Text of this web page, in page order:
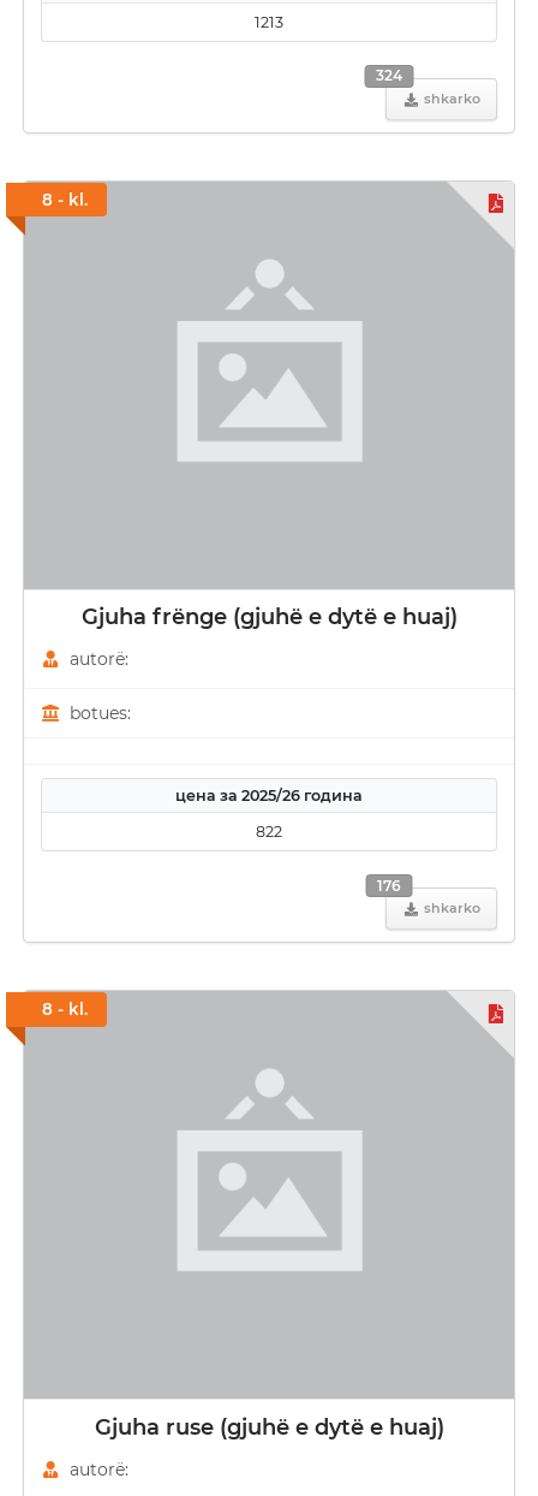
1213
shkarko
324
8 - kl.
Gjuha frënge (gjuhë e dytë e huaj)
autorë:
botues:
цена за 2025/26 година
822
shkarko
176
8 - kl.
Gjuha ruse (gjuhë e dytë e huaj)
autorë: